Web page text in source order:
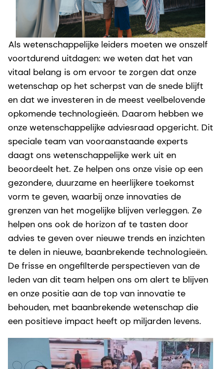
Als wetenschappelijke leiders moeten we onszelf
voortdurend uitdagen: we weten dat het van
vitaal belang is om ervoor te zorgen dat onze
wetenschap op het scherpst van de snede blijft
en dat we investeren in de meest veelbelovende
opkomende technologieën. Daarom hebben we
onze wetenschappelijke adviesraad opgericht. Dit
speciale team van vooraanstaande experts
daagt ons wetenschappelijke werk uit en
beoordeelt het. Ze helpen ons onze visie op een
gezondere, duurzame en heerlijkere toekomst
vorm te geven, waarbij onze innovaties de
grenzen van het mogelijke blijven verleggen. Ze
helpen ons ook de horizon af te tasten door
advies te geven over nieuwe trends en inzichten
te delen in nieuwe, baanbrekende technologieën.
De frisse en ongefilterde perspectieven van de
leden van dit team helpen ons om alert te blijven
en onze positie aan de top van innovatie te
behouden, met baanbrekende wetenschap die
een positieve impact heeft op miljarden levens.